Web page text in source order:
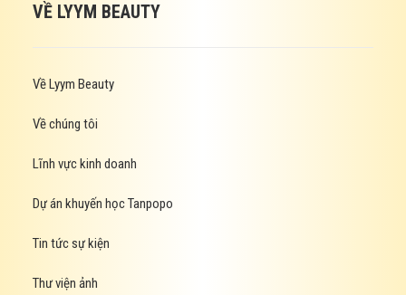
VỀ LYYM BEAUTY
Về Lyym Beauty
Về chúng tôi
Lĩnh vực kinh doanh
Dự án khuyến học Tanpopo
Tin tức sự kiện
Thư viện ảnh